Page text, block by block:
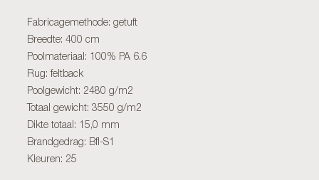
Fabricagemethode: getuft
Breedte: 400 cm
Poolmateriaal: 100% PA 6.6
Rug: feltback
Poolgewicht: 2480 g/m2
Totaal gewicht: 3550 g/m2
Dikte totaal: 15,0 mm
Brandgedrag: Bfl-S1
Kleuren: 25